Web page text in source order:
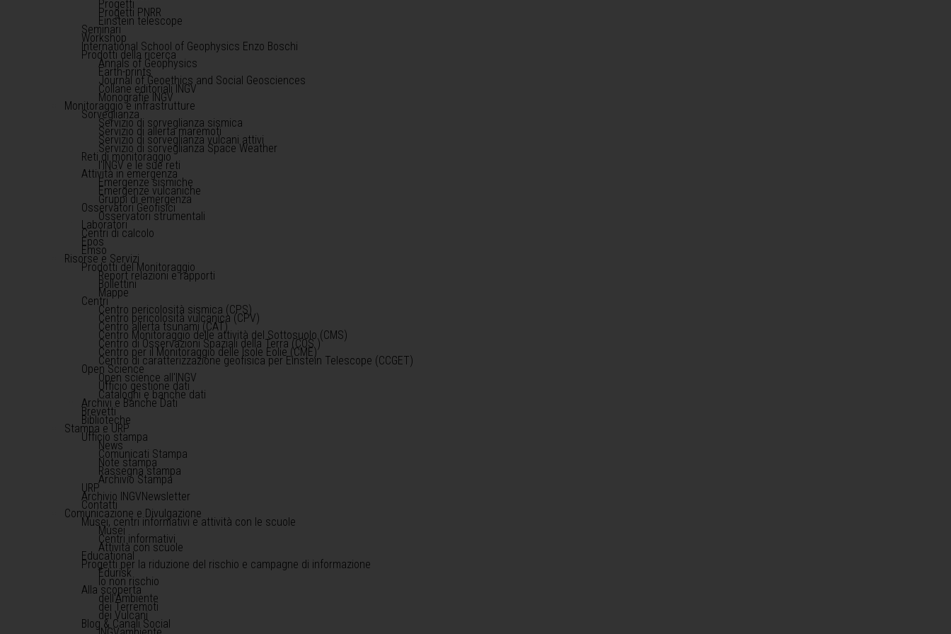
Progetti
Progetti PNRR
Einstein telescope
Seminari
Workshop
International School of Geophysics Enzo Boschi
Prodotti della ricerca
Annals of Geophysics
Earth-prints
Journal of Geoethics and Social Geosciences
Collane editoriali INGV
Monografie INGV
Monitoraggio e infrastrutture
Sorveglianza
Servizio di sorveglianza sismica
Servizio di allerta maremoti
Servizio di sorveglianza vulcani attivi
Servizio di sorveglianza Space Weather
Reti di monitoraggio
l'INGV e le sue reti
Attività in emergenza
Emergenze sismiche
Emergenze vulcaniche
Gruppi di emergenza
Osservatori Geofisici
Osservatori strumentali
Laboratori
Centri di calcolo
Epos
Emso
Risorse e Servizi
Prodotti del Monitoraggio
Report relazioni e rapporti
Bollettini
Mappe
Centri
Centro pericolosità sismica (CPS)
Centro pericolosità vulcanica (CPV)
Centro allerta tsunami (CAT)
Centro Monitoraggio delle attività del Sottosuolo (CMS)
Centro di Osservazioni Spaziali della Terra (COS )
Centro per il Monitoraggio delle Isole Eolie (CME)
Centro di caratterizzazione geofisica per Einstein Telescope (CCGET)
Open Science
Open science all'INGV
Ufficio gestione dati
Cataloghi e banche dati
Archivi e Banche Dati
Brevetti
Biblioteche
Stampa e URP
Ufficio stampa
News
Comunicati Stampa
Note stampa
Rassegna stampa
Archivio Stampa
URP
Archivio INGVNewsletter
Contatti
Comunicazione e Divulgazione
Musei, centri informativi e attività con le scuole
Musei
Centri informativi
Attività con scuole
Educational
Progetti per la riduzione del rischio e campagne di informazione
Edurisk
Io non rischio
Alla scoperta
dell'Ambiente
dei Terremoti
dei Vulcani
Blog & Canali Social